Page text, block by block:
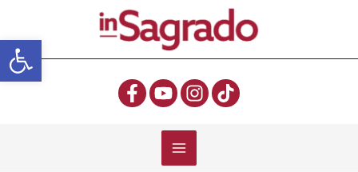
Abrir barra de herramientas
contenido